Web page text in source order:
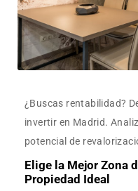
¿Buscas rentabilidad?
invertir en Madrid.
potencial de
Elige la Mejor Zona
Propiedad Ideal